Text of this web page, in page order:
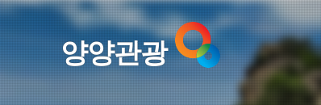
양양관광